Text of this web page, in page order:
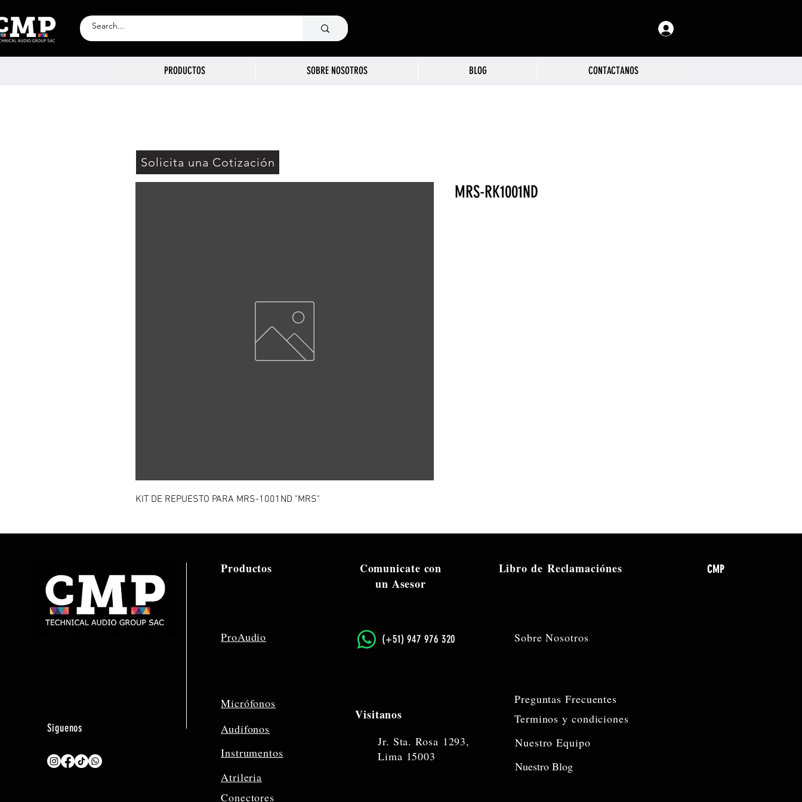
PRODUCTOS SOBRE NOSOTROS BLOG CONTACTANOS
KIT DE REPUESTO PARA MRS-1001ND "MRS"
MRS-RK1001ND
Solicita una Cotización
Siguenos
Productos
ProAudio
Micrófonos
Audifonos
Instrumentos
Atrileria
Comunicate con
un Asesor
Libro de Reclamaciónes CMP
​(+51) 947 976 320 Sobre Nosotros
Preguntas Frecuentes
Visitanos
Jr. Sta. Rosa 1293,
Lima 15003
Terminos y condiciones
Nuestro Equipo
Nuestro Blog
Conectores